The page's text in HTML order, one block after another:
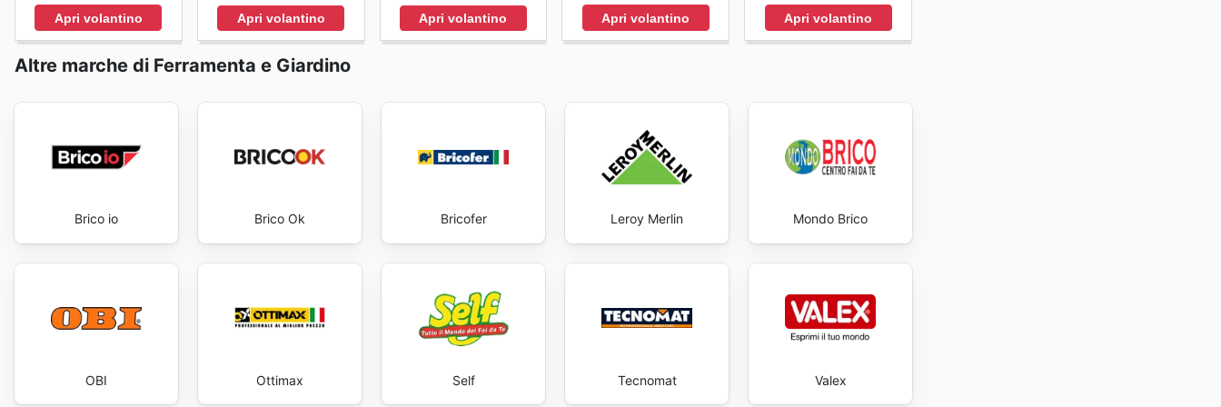
settore del fai da te e dell'arredamento. Stay up to date with Bricocasa's weekly ads and enjoy exclusive savings every
day.
Apri volantino Apri volantino Apri volantino Apri volantino Apri volantino
Altre marche di Ferramenta e Giardino
Brico io Brico Ok Bricofer Leroy Merlin Mondo Brico
OBI Ottimax Self Tecnomat Valex